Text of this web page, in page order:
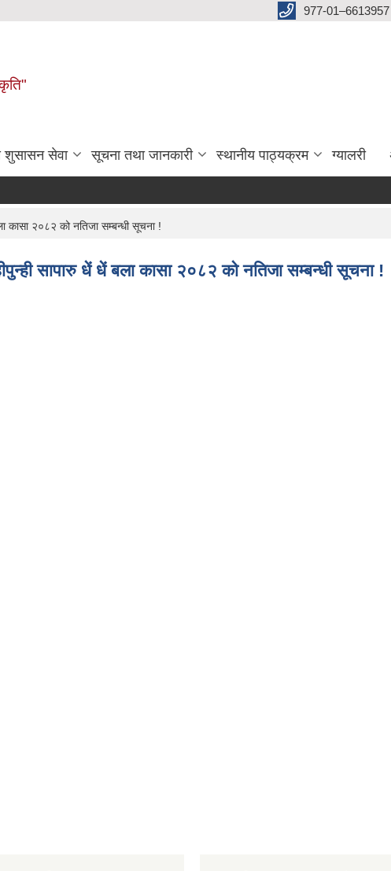
977-01–6613957
शुसासन सेवा सूचना तथा जानकारी स्थानीय पाठ्यक्रम ग्यालरी
कासा २०८२ को नतिजा सम्बन्धी सूचना !
सापारु धें धें बला कासा २०८२ को नतिजा सम्बन्धी सूचना !